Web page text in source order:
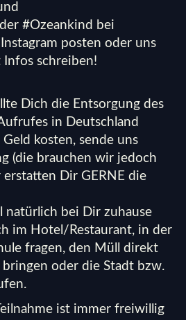
#Ozeankind bei
posten oder uns
schreiben!
Dich die Entsorgung des
in Deutschland
kosten, sende uns
(die brauchen wir jedoch
Dir GERNE die
natürlich bei Dir zuhause
im Hotel/Restaurant, in der
fragen, den Müll direkt
oder die Stadt bzw.
ist immer freiwillig